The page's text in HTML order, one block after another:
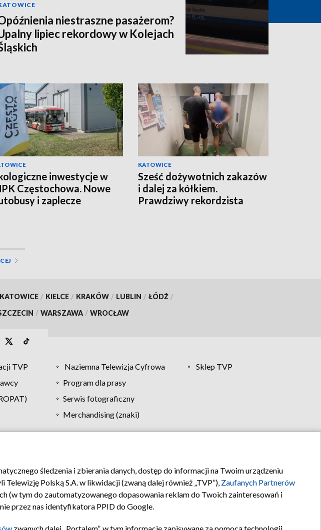
niestraszne pasażerom?
lipiec rekordowy w Kolejach
inwestycje w
Częstochowa. Nowe
i zaplecze
KATOWICE
Sześć dożywotnich zakazów
i dalej za kółkiem.
Prawdziwy rekordzista
KATOWICE / KIELCE / KRAKÓW / LUBLIN / ŁÓDŹ /
/ WARSZAWA / WROCŁAW
TVP Naziemna Telewizja Cyfrowa
Sklep TVP
Program dla prasy
Serwis fotograficzny
Merchandising (znaki)
Pomoc Biuro reklamy Kontakt
śledzenia i zbierania danych, dostęp do informacji na Twoim urządzeniu
Polską S.A. w likwidacji (zwaną dalej również „TVP”), Zaufanych Partnerów
(w tym do zautomatyzowanego dopasowania reklam do Twoich zainteresowań i
przez nas identyfikatora PPID do Google.